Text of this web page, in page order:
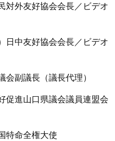
友好協会会長／ビデオ
中友好協会会長／ビデオ
議長（議長代理）
山口県議会議員連盟会
命全権大使